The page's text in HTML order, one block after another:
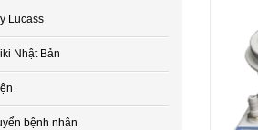
Lucass
Nhật Bản
bệnh nhân